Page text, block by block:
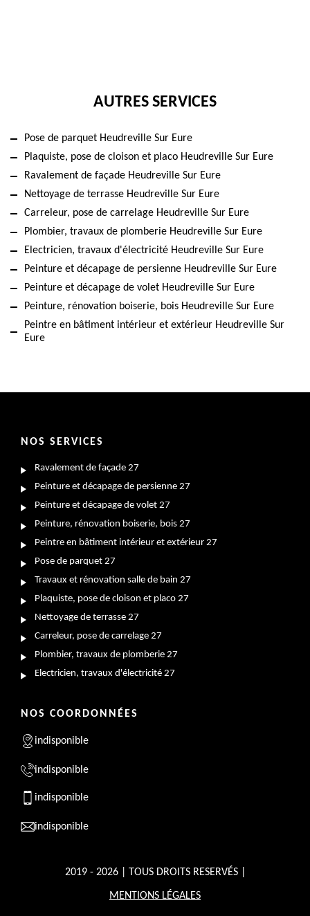
AUTRES SERVICES
Pose de parquet Heudreville Sur Eure
Plaquiste, pose de cloison et placo Heudreville Sur Eure
Ravalement de façade Heudreville Sur Eure
Nettoyage de terrasse Heudreville Sur Eure
Carreleur, pose de carrelage Heudreville Sur Eure
Plombier, travaux de plomberie Heudreville Sur Eure
Electricien, travaux d'électricité Heudreville Sur Eure
Peinture et décapage de persienne Heudreville Sur Eure
Peinture et décapage de volet Heudreville Sur Eure
Peinture, rénovation boiserie, bois Heudreville Sur Eure
Peintre en bâtiment intérieur et extérieur Heudreville Sur
Eure
NOS SERVICES
Ravalement de façade 27
Peinture et décapage de persienne 27
Peinture et décapage de volet 27
Peinture, rénovation boiserie, bois 27
Peintre en bâtiment intérieur et extérieur 27
Pose de parquet 27
Travaux et rénovation salle de bain 27
Plaquiste, pose de cloison et placo 27
Nettoyage de terrasse 27
Carreleur, pose de carrelage 27
Plombier, travaux de plomberie 27
Electricien, travaux d'électricité 27
NOS COORDONNÉES
indisponible
indisponible
indisponible
indisponible
2019 - 2026 | TOUS DROITS RESERVÉS |
MENTIONS LÉGALES